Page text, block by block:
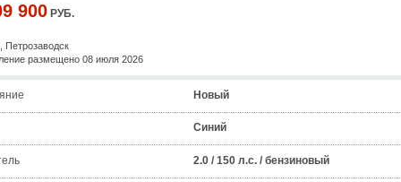
900 РУБ.
Петрозаводск
размещено 08 июля 2026
Новый
Синий
2.0 / 150 л.с. / бензиновый